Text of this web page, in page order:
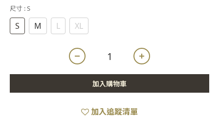
尺寸 : S
S M L XL
加入購物車
加入追蹤清單